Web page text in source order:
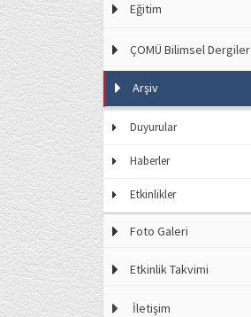
Eğitim
ÇOMÜ Bilimsel Dergiler
Arşiv
Duyurular
Haberler
Etkinlikler
Foto Galeri
Etkinlik Takvimi
İletişim